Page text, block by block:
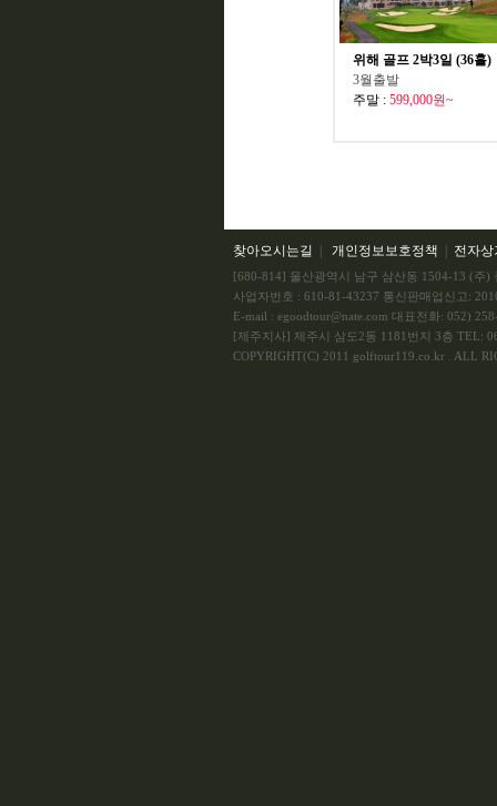
위해 골프 2박3일 (36홀)
3월출발
주말 : 599,000원~
찾아오시는길 개인정보보호정책 전자
[680-814] 울산광역시 남구 삼산동 1504-13 (주
사업자번호 : 610-81-43237 통신판매업신고:
E-mail : egoodtour@nate.com 대표전화: 052)
[제주지사] 제주시 삼도2동 1181번지 3층 TEL:
COPYRIGHT(C) 2011 golftour119.co.kr . ALL